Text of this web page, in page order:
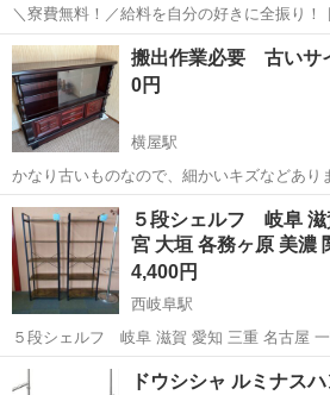
＼寮費無料！／給料を自分の好きに全振り！
社特典最大20万円！｜入社から半年後には時
くほど時給UP☆ トヨタ車の製造（組立・加工など） トヨタ車体各工
場でのミニバン・SUV...
三重 いなべ市 多度駅 その他
搬出作業必要 古いサ
0円
横屋駅
かなり古いものなので、細かいキズなどあります。 サイズは
次の通りです｡ 高さ108センチ、横幅150セン
ます。 1階の部屋からの搬出作業が必要となります。 かなりの重さが
ありますので、搬出...
岐阜 瑞穂市 横屋駅 収納家具
５段シェルフ 岐阜 滋
宮 大垣 各務ヶ原 美濃
4,400円
西岐阜駅
５段シェルフ 岐阜 滋賀 愛知 三重 名古屋
関 多治見 土岐 稲沢 高年式揃い 厳選仕入れの美品揃い 高年式の美
品が低価格 日曜 祝日 休 月曜～金
岐阜 岐阜市 西岐阜駅 収納家具
ドウシシャ ルミナス